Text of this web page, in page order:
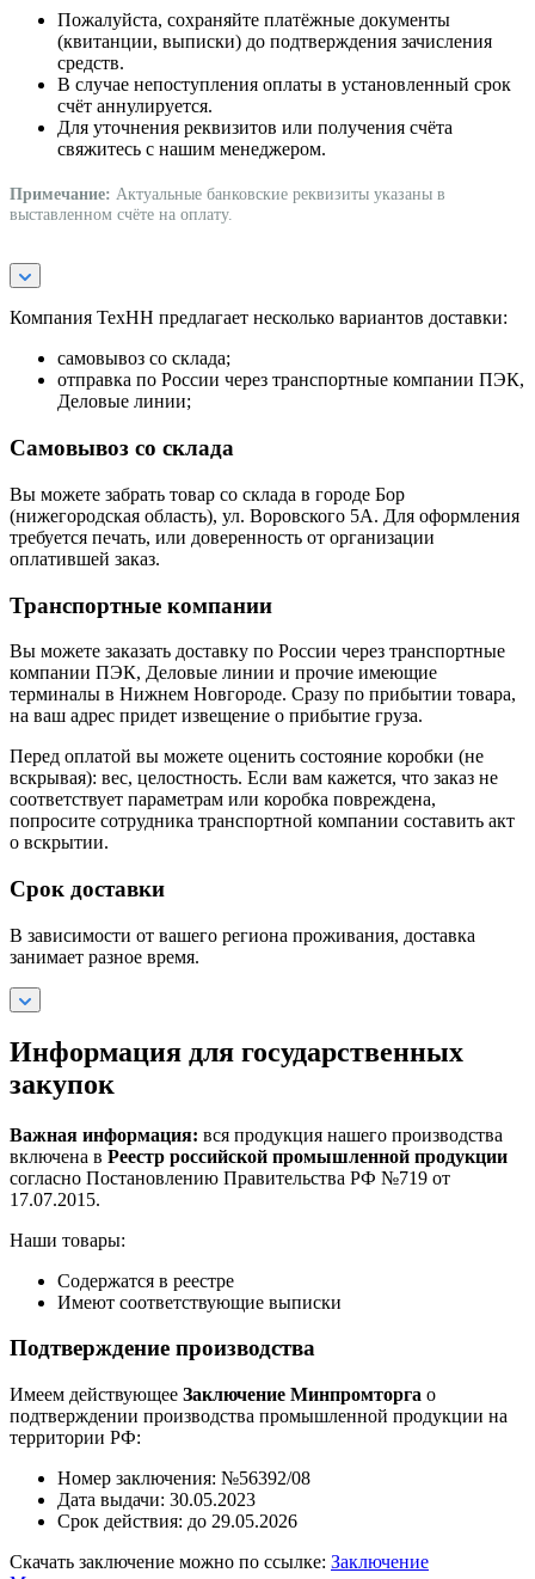
Пожалуйста, сохраняйте платёжные документы
(квитанции, выписки) до подтверждения зачисления
средств.
В случае непоступления оплаты в установленный срок
счёт аннулируется.
Для уточнения реквизитов или получения счёта
свяжитесь с нашим менеджером.
Примечание: Актуальные банковские реквизиты указаны в
выставленном счёте на оплату.
Компания ТехНН предлагает несколько вариантов доставки:
самовывоз со склада;
отправка по России через транспортные компании ПЭК,
Деловые линии;
Самовывоз со склада
Вы можете забрать товар со склада в городе Бор
(нижегородская область), ул. Воровского 5А. Для оформления
требуется печать, или доверенность от организации
оплатившей заказ.
Транспортные компании
Вы можете заказать доставку по России через транспортные
компании ПЭК, Деловые линии и прочие имеющие
терминалы в Нижнем Новгороде. Сразу по прибытии товара,
на ваш адрес придет извещение о прибытие груза.
Перед оплатой вы можете оценить состояние коробки (не
вскрывая): вес, целостность. Если вам кажется, что заказ не
соответствует параметрам или коробка повреждена,
попросите сотрудника транспортной компании составить акт
о вскрытии.
Срок доставки
В зависимости от вашего региона проживания, доставка
занимает разное время.
Информация для государственных
закупок
Важная информация: вся продукция нашего производства
включена в Реестр российской промышленной продукции
согласно Постановлению Правительства РФ №719 от
17.07.2015.
Наши товары:
Содержатся в реестре
Имеют соответствующие выписки
Подтверждение производства
Имеем действующее Заключение Минпромторга о
подтверждении производства промышленной продукции на
территории РФ:
Номер заключения: №56392/08
Дата выдачи: 30.05.2023
Срок действия: до 29.05.2026
Скачать заключение можно по ссылке: Заключение